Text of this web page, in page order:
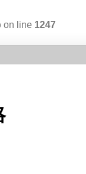
on line 1247